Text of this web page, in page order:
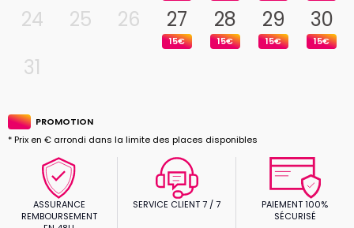
24 25 26 27
15€
28
15€
29
15€
30
15€
31
PROMOTION
* Prix en € arrondi dans la limite des places disponibles
ASSURANCE
REMBOURSEMENT
SERVICE CLIENT 7 / 7
PAIEMENT 100%
SÉCURISÉ